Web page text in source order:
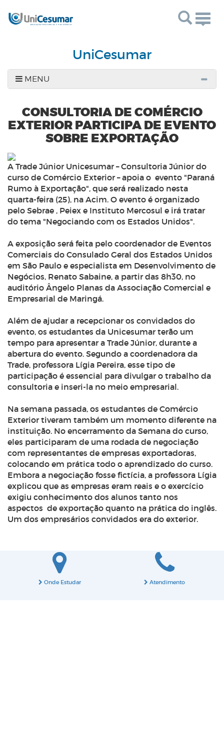
UniCesumar
MENU
CONSULTORIA DE COMÉRCIO
EXTERIOR PARTICIPA DE EVENTO
SOBRE EXPORTAÇÃO
A Trade Júnior Unicesumar – Consultoria Júnior do
curso de Comércio Exterior – apoia o evento "Paraná
Rumo à Exportação", que será realizado nesta
quarta-feira (25), na Acim. O evento é organizado
pelo Sebrae , Peiex e Instituto Mercosul e irá tratar
do tema "Negociando com os Estados Unidos".
A exposição será feita pelo coordenador de Eventos
Comerciais do Consulado Geral dos Estados Unidos
em São Paulo e especialista em Desenvolvimento de
Negócios, Renato Sabaine, a partir das 8h30, no
auditório Ângelo Planas da Associação Comercial e
Empresarial de Maringá.
Além de ajudar a recepcionar os convidados do
evento, os estudantes da Unicesumar terão um
tempo para apresentar a Trade Júnior, durante a
abertura do evento. Segundo a coordenadora da
Trade, professora Lígia Pereira, esse tipo de
participação é essencial para divulgar o trabalho da
consultoria e inseri-la no meio empresarial.
Na semana passada, os estudantes de Comércio
Exterior tiveram também um momento diferente na
instituição. No encerramento da Semana do curso,
eles participaram de uma rodada de negociação
com representantes de empresas exportadoras,
colocando em prática todo o aprendizado do curso.
Embora a negociação fosse fictícia, a professora Lígia
explicou que as empresas eram reais e o exercício
exigiu conhecimento dos alunos tanto nos
aspectos de exportação quanto na prática do inglês.
Um dos empresários convidados era do exterior.
Onde Estudar Atendimento